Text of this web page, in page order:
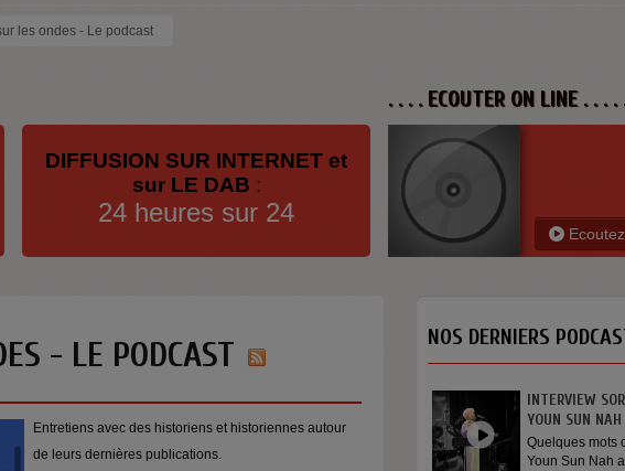
les ondes - Le podcast
DIFFUSION SUR INTERNET et
sur LE DAB :
24 heures sur 24
. . . . ECOUTER ON LINE . . . .
- LE PODCAST
Entretiens avec des historiens et historiennes autour
de leurs dernières publications.
NOS DERNIERS
INTERVIEW
YOUN SUN NAH
Quelques mots
Youn Sun Nah